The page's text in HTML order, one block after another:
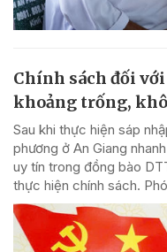
Chính sách đối
khoảng trống,
Sau khi thực hiện sáp
phương ở An Giang
uy tín trong đồng bào
thực hiện chính sách.